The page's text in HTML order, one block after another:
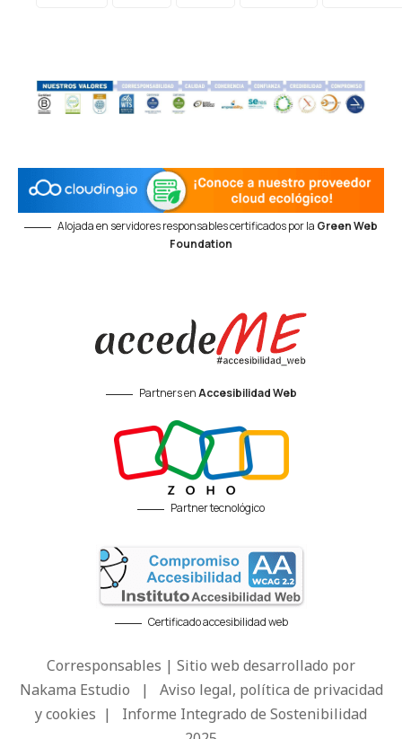
Alojada en servidores responsables certificados por la Green Web
Foundation
Partners enAccesibilidad Web
Partner tecnológico
Certificado accesibilidad web
Corresponsables | Sitio web desarrollado por
Nakama Estudio | Aviso legal, política de privacidad
y cookies | Informe Integrado de Sostenibilidad